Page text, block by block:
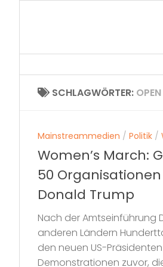
SCHLAGWÖRTER:
Mainstreammedien / Politik /
Women’s March:
50
Donald Trump
Nach der Amtseinführung
anderen Ländern
den neuen US-
Demonstrationen zuvor,